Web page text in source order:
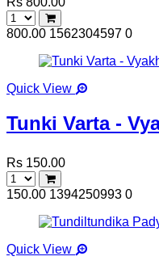
800.00 1562304597 0
Quick View
Tunki Varta -
Rs 150.00
150.00 1394250993 0
Quick View